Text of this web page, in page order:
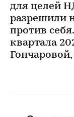
для целей
разрешили
против
квартала